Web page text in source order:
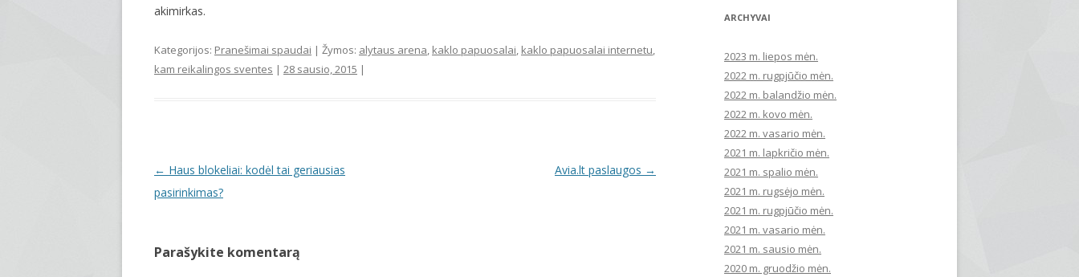
akimirkas.
Kategorijos: Pranešimai spaudai | Žymos: alytaus arena, kaklo papuosalai, kaklo papuosalai internetu,
kam reikalingos sventes | 28 sausio, 2015 |
Įrašo navigacija
← Haus blokeliai: kodėl tai geriausias
pasirinkimas?
Avia.lt paslaugos →
Parašykite komentarą
ARCHYVAI
2023 m. liepos mėn.
2022 m. rugpjūčio mėn.
2022 m. balandžio mėn.
2022 m. kovo mėn.
2022 m. vasario mėn.
2021 m. lapkričio mėn.
2021 m. spalio mėn.
2021 m. rugsėjo mėn.
2021 m. rugpjūčio mėn.
2021 m. vasario mėn.
2021 m. sausio mėn.
2020 m. gruodžio mėn.